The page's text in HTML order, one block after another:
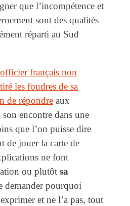
que l’incompétence et
sont des qualités
réparti au Sud
français non
les foudres de sa
de répondre aux
son encontre dans une
que l’on puisse dire
de jouer la carte de
ne font
ou plutôt sa
demander pourquoi
et ne l’a pas, tout